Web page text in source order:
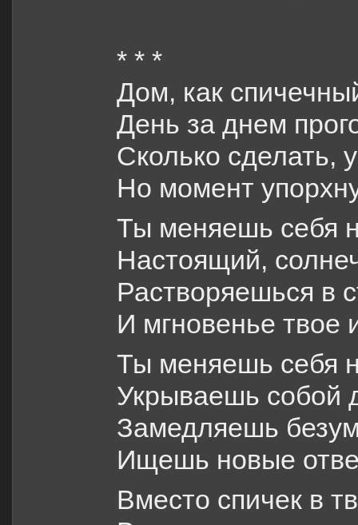
* * *
Дом, как
День за днем
Сколько сделать,
Но момент
Ты меняешь себя
Настоящий,
Растворяешься в
И мгновенье твое
Ты меняешь себя
Укрываешь собой
Замедляешь
Ищешь новые
Вместо спичек в